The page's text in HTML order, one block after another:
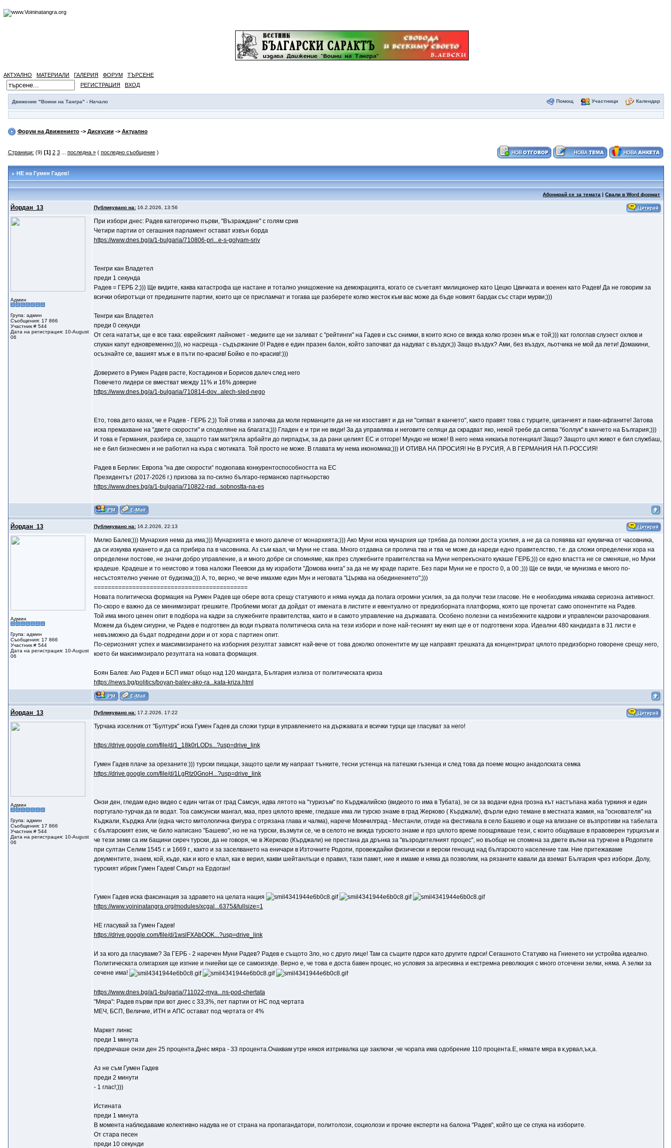
АКТУАЛНО МАТЕРИАЛИ ГАЛЕРИЯ ФОРУМ
ТЪРСЕНЕ
РЕГИСТРАЦИЯ
ВХОД
Движение "Воини на Тангра" - Начало Помощ Участници Календар
Форум на Движението-> Дискусии -> Актуално
Страници: (9) [1] 2 3... последна »( последно съобщение)
НЕ на Гумен Гадев!
Абонирай се за темата |Свали в Word формат
Йордан_13 Публикувано на:16.2.2026, 13:56
Админ
Група: админ
Съобщения: 17 866
Участник # 544
Дата на регистрация: 10-August
06
При избори днес: Радев категорично първи, "Възраждане" с голям срив
Четири партии от сегашния парламент остават извън борда
https://www.dnes.bg/a/1-bulgaria/710806-pri...e-s-golyam-sriv
Тенгри кан Владетел
преди 1 секунда
Радев = ГЕРБ 2;))) Ще видите, каква катастрофа ще настане и тотално унищожение на демокрацията, когато се съчетаят милиционер като Цецко Цвичката и военен като Радев! Да не говорим за
всички обиротъци от предишните партии, които ще се присламчат и тогава ще разберете колко жесток към вас може да бъде новият бардак със стари мурви;)))
Тенгри кан Владетел
преди 0 секунди
От сега нататък, ще е все така: еврейският лайномет - медиите ще ни заливат с "рейтинги" на Гадев и със снимки, в които ясно се вижда колко грозен мъж е той;))) кат гологлав слузест охлюв и
спукан капут едновременно;))), но насреща - съдържание 0! Радев е един празен балон, който започват да надуват с въздух;)) Защо въздух? Ами, без въздух, льотчика не мой да лети! Домакини,
осъзнайте се, вашият мъж е в пъти по-красив! Бойко е по-красив!:)))
Доверието в Румен Радев расте, Костадинов и Борисов далеч след него
Повечето лидери се вместват между 11% и 16% доверие
https://www.dnes.bg/a/1-bulgaria/710814-dov...alech-sled-nego
Ето, това дето казах, че е Радев - ГЕРБ 2;)) Той отива и започва да моли германците да не ни изоставят и да ни "сипват в канчето", както правят това с турците, циганчеят и паки-афганите! Затова
иска премахване на "двете скорости" и споделяне на благата;))) Гладен е и три не види! За да управлява и неговите селяци да скрадват яко, некой требе да сипва "боллук" в канчето на България;)))
И това е Германия, разбира се, защото там мат'ряла арбайти до пирпадък, за да рани целият ЕС и отгоре! Мундю не може! В него нема никакъв потенциал! Защо? Защото цял живот е бил службаш,
не е бил бизнесмен и не работил на къра с мотиката. Той просто не може. В главата му нема икономика;))) И ОТИВА НА ПРОСИЯ! Не В РУСИЯ, А В ГЕРМАНИЯ НА П-РОССИЯ!
Радев в Берлин: Европа "на две скорости“ подкопава конкурентоспособността на ЕС
Президентът (2017-2026 г.) призова за по-силно българо-германско партньорство
https://www.dnes.bg/a/1-bulgaria/710822-rad...sobnostta-na-es
Йордан_13 Публикувано на:16.2.2026, 22:13
Админ
Група: админ
Съобщения: 17 866
Участник # 544
Дата на регистрация: 10-August
06
Mилко Балев;))) Мунархия нема да има;))) Мунархията е много далече от монархията;))) Ако Муни иска мунархия ще трябва да положи доста усилия, а не да са появява кат кукувичка от часовника,
да си изкуква кукането и да са прибира па в часовника. Аз съм каал, чи Муни не става. Много отдавна си пролича тва и тва че може да нареди едно правителство, т.е. да сложи определени хора на
определени постове, не значи добро управление, а и много добре си спомняме, как през служебните правителства на Муни непрекъснато кукаше ГЕРБ;))) се едно властта не се сменяше, но Муни
крадеше. Крадеше и то неистово и това наложи Пеевски да му изработи "Домова книга" за да не му краде парите. Без пари Муни не е просто 0, а 00 ;))) Ще се види, че мунизма е много по-
несъстоятелно учение от будизма;))) А, то, верно, че вече имахме един Мун и неговата "Църква на обединението";)))
============================================
Новата политическа формация на Румен Радев ще обере вота срещу статуквото и няма нужда да полага огромни усилия, за да получи тези гласове. Не е необходима някаква сериозна активност.
По-скоро е важно да се минимизират грешките. Проблеми могат да дойдат от имената в листите и евентуално от предизборната платформа, която ще прочетат само опонентите на Радев.
Той има много ценен опит в подбора на кадри за служебните правителства, както и в самото управление на държавата. Особено полезни са неизбежните кадрови и управленски разочарования.
Можем да бъдем сигурни, че Радев е подготвен да води първата политическа сила на тези избори и поне най-тесният му екип ще е от подготвени хора. Идеални 480 кандидата в 31 листи е
невъзможно да бъдат подредени дори и от хора с партиен опит.
По-сериозният успех и максимизирането на изборния резултат зависят най-вече от това доколко опонентите му ще направят грешката да концентрират цялото предизборно говорене срещу него,
което би максимизирало резултата на новата формация.
Боян Балев: Ако Радев и БСП имат общо над 120 мандата, България излиза от политическата криза
https://news.bg/politics/boyan-balev-ako-ra...kata-kriza.html
Йордан_13 Публикувано на:17.2.2026, 17:22
Админ
Група: админ
Съобщения: 17 866
Участник # 544
Дата на регистрация: 10-August
06
Турчака изселник от "Бултурк" иска Гумен Гадев да сложи турци в управлението на държавата и всички турци ще гласуват за него!
https://drive.google.com/file/d/1_18k0rLODs...?usp=drive_link
Гумен Гадев плаче за орезаните:))) турски пищаци, защото щели му напраат тънките, тесни устенца на патешки гъзенца и след това да поеме мощно анадолската семка
https://drive.google.com/file/d/1LgRtz0GnoH...?usp=drive_link
Онзи ден, гледам едно видео с един читак от град Самсун, идва лятото на "туризъм" по Кърджалийско (видеото го има в Тубата), зе си за водачи една грозна кът настъпана жаба туркиня и един
португало-турчак да ги водат. Тоа самсунски мангал, маа, през цялото време, гледаше има ли турско знаме в град Жерково ( Кърджали), фърли едно темане в местната жамия, на "основателя" на
Къджали, Кърджа Али (една чисто митологична фигура с отрязана глава и чалма), нарече Момчилград - Местанли, отиде на фестивала в село Башево и още на влизане се възпротиви на табелата
с българският език, че било написано "Башево", но не на турски, възмути се, че в селото не вижда турското знаме и прз цялото време поощряваше тези, с които общуваше в правоверен турцизъм и
че тези земи са им бащини сиреч турски, да не говоря, че в Жерково (Кърджали) не престана да дрънка за "възродителният процес", но въобще не спомена за двете вълни на турчене в Родопите
при султан Селим 1545 г. и 1669 г., както и за заселването на еничари в Източните Родопи, провеждайки физически и верски геноцид над българското население там. Ние притежаваме
документите, знаем, кой, къде, как и кого е клал, как е верил, какви шейтанлъци е правил, тази памет, ние я имаме и няма да позволим, на рязаните кавали да вземат България чрез избори. Долу,
турският ибрик Гумен Гадев! Смърт на Ердоган!
Гумен Гадев иска факсинация за здравето на целата нация
https://www.voininatangra.org/modules/xcgal...6375&fullsize=1
НЕ гласувай за Гумен Гадев!
https://drive.google.com/file/d/1wslFXAbOOK...?usp=drive_link
И за кого да гласуваме? За ГЕРБ - 2 наречен Муни Радев? Радев е същото Зло, но с друго лице! Там са същите пдрси като другите пдрси! Сегашното Статукво на Гниенето ни устройва идеално.
Политическата олигархия ще изгние и гниейки ще се самоизяде. Верно е, че това е доста бавен процес, но условия за агресивна и екстремна революция с много отсечени зелки, няма. А зелки за
сечене има!
https://www.dnes.bg/a/1-bulgaria/711022-mya...ns-pod-chertata
"Мяра": Радев първи при вот днес с 33,3%, пет партии от НС под чертата
МЕЧ, БСП, Величие, ИТН и АПС остават под чертата от 4%
Маркет линкс
преди 1 минута
предричаше онзи ден 25 процента.Днес мяра - 33 процента.Очаквам утре някоя изтривалка ще заключи ,че чорапа има одобрение 110 процента.Е, нямате мяра в к,уpвaл,ък,а.
Aз не съм Гумен Гадев
преди 2 минути
- 1 глас!;)))
Истината
преди 1 минута
В момента наблюдаваме колективно надува не от страна на пропагандатори, политолози, социолози и прочие експерти на балона "Радев", който ще се спука на изборите.
От стара песен
преди 10 секунди